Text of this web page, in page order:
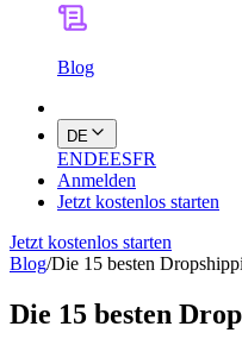
Blog
DE
ENDEESFR
Anmelden
Jetzt kostenlos starten
Jetzt kostenlos starten
Blog/Die 15 besten
Die 15 besten